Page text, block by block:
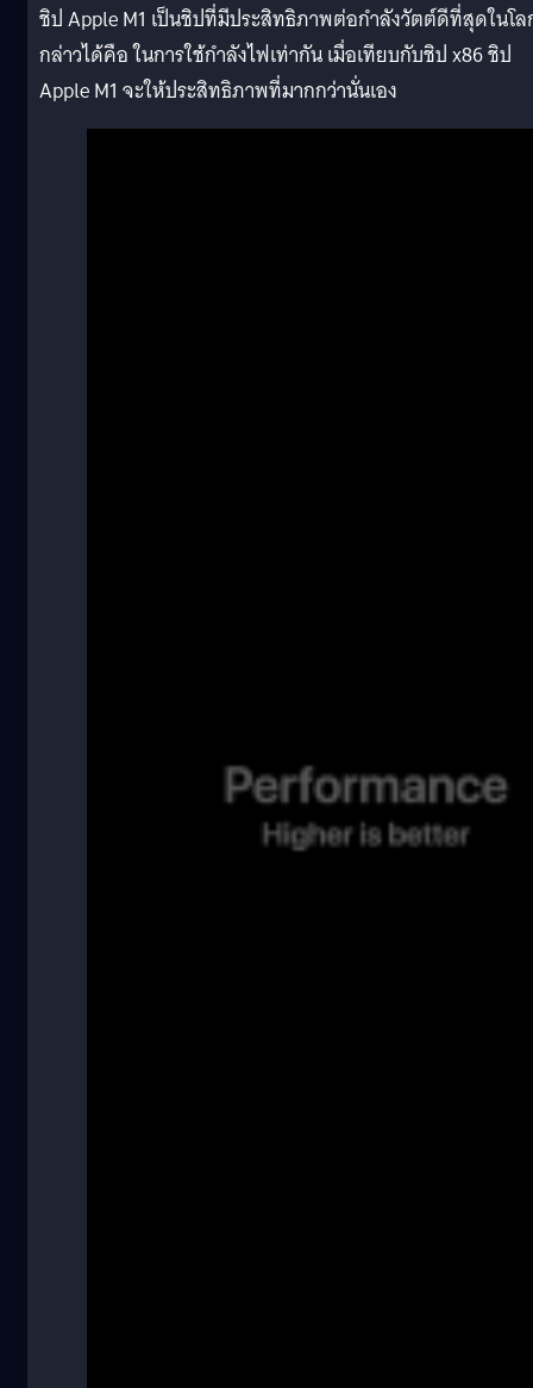
ชิป Apple M1 เป็นชิปที่มีประสิทธิภาพต่อกำลังวัตต์ดีที่สุดในโ
กล่าวได้คือ ในการใช้กำลังไฟเท่ากัน เมื่อเทียบกับชิป x86 ชิป
Apple M1 จะให้ประสิทธิภาพที่มากกว่านั่นเอง